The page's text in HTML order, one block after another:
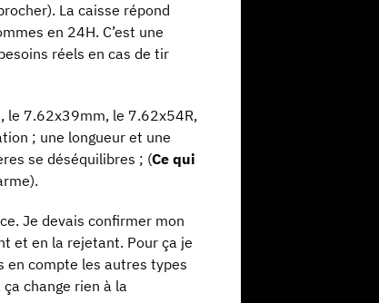
La caisse répond
en 24H. C’est une
réels en cas de tir
le 7.62x39mm, le 7.62x54R,
; une longueur et une
se déséquilibres ; (Ce qui
Je devais confirmer mon
et en la rejetant. Pour ça je
en compte les autres types
change rien à la